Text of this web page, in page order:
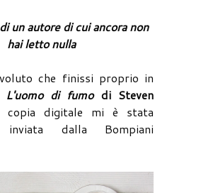
un autore di cui ancora non
hai letto nulla
che finissi proprio in
L'uomo di fumodi Steven
digitale mi è stata
inviata dalla Bompiani